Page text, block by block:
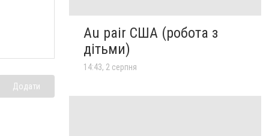
Додати
Au pair США (робота з
дітьми)
14:43, 2 серпня